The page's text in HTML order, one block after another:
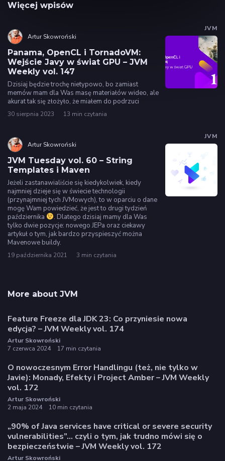
Więcej wpisów
JVM
Artur Skowroński
Panama, OpenCL i TornadoVM:
Wejście Javy w świat GPU – JVM
Weekly vol. 147
Dzisiaj będzie trochę nietypowo, bo zamiast
memów mam dla Was masę materiałów wideo, ale
akurat tak się złożyło, że miałem do podrzuci
30 sierpnia 2023 13 min czytania
JVM
Artur Skowroński
JVM Tuesday vol. 60 – String
Templates i Maven
Jeżeli zastanawialiście się kiedykolwiek, kiedy
najmniej dzieje się w świecie technologii
(przynajmniej tych JVMowych), to w oparciu o dane
mogę Wam powiedzieć, że jest to drugi tydzień
października
. Dlatego dzisiaj mamy dla Was
tylko dwie pozycje: nowego JEPa oraz ciekawy
artykuł o tym, jak bardzo przyspieszyć można
Mavenowe buildy.
19 października 2021 3 min czytania
More about JVM
Feature Freeze dla JDK 23: Co przyniesie nowa
edycja? – JVM Weekly vol. 174
Artur Skowroński
7 czerwca 2024
17 min czytania
O nowoczesnym Error Handlingu (też, nie tylko w
Javie): Monady, Efekty i Project Amber – JVM Weekly
vol. 172
Artur Skowroński
2 maja 2024
10 min czytania
„90% of Java services have critical or severe security
vulnerabilities”… czyli o tym, jak trudno mówi się o
bezpieczeństwie – JVM Weekly vol. 172
Artur Skowroński